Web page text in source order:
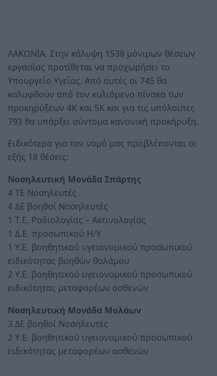
ΛΑΚΩΝΙΑ. Στην κάλυψη 1538 μόνιμων θέσεων
εργασίας προτίθεται να προχωρήσει το
Υπουργείο Υγείας. Από αυτές οι 745 θα
καλυφθούν από τον κυλιόμενο πίνακα των
προκηρύξεων 4Κ και 5Κ και για τις υπόλοιπες
793 θα υπάρξει σύντομα κανονική προκήρυξη.
Ειδικότερα για τον νομό μας προβλέπονται οι
εξής 18 θέσεις:
Νοσηλευτική Μονάδα Σπάρτης
4 ΤΕ Νοσηλευτές
4 ΔΕ βοηθοί Νοσηλευτές
1 Τ.Ε. Ραδιολογίας – Ακτινολογίας
1 Δ.Ε. προσωπικού Η/Υ
1 Υ.Ε. βοηθητικού υγειονομικού προσωπικού
ειδικότητας βοηθών θαλάμου
2 Υ.Ε. βοηθητικού υγειονομικού προσωπικού
ειδικότητας μεταφορέων ασθενών
Νοσηλευτική Μονάδα Μολάων
3 ΔΕ βοηθοί Νοσηλευτές
2 Υ.Ε. βοηθητικού υγειονομικού προσωπικού
ειδικότητας μεταφορέων ασθενών